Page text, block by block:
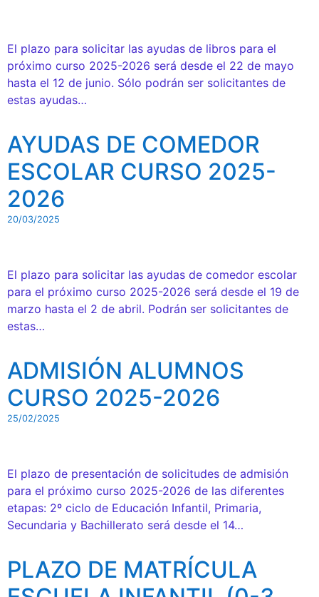
El plazo para solicitar las ayudas de libros para el
próximo curso 2025-2026 será desde el 22 de mayo
hasta el 12 de junio. Sólo podrán ser solicitantes de
estas ayudas…
AYUDAS DE COMEDOR
ESCOLAR CURSO 2025-
2026
20/03/2025
El plazo para solicitar las ayudas de comedor escolar
para el próximo curso 2025-2026 será desde el 19 de
marzo hasta el 2 de abril. Podrán ser solicitantes de
estas…
ADMISIÓN ALUMNOS
CURSO 2025-2026
25/02/2025
El plazo de presentación de solicitudes de admisión
para el próximo curso 2025-2026 de las diferentes
etapas: 2º ciclo de Educación Infantil, Primaria,
Secundaria y Bachillerato será desde el 14…
PLAZO DE MATRÍCULA